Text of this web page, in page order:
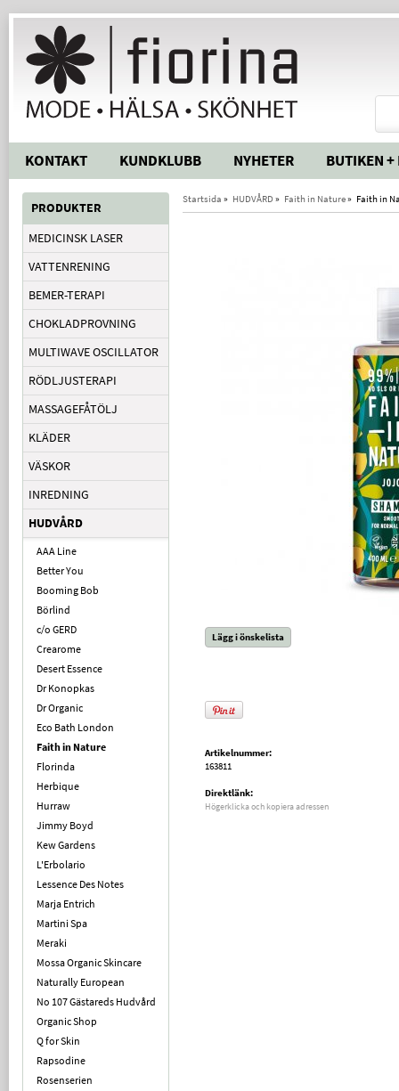
KONTAKT KUNDKLUBB NYHETER BUTIKEN +
PRODUKTER
MEDICINSK LASER
VATTENRENING
BEMER-TERAPI
CHOKLADPROVNING
MULTIWAVE OSCILLATOR
RÖDLJUSTERAPI
MASSAGEFÅTÖLJ
KLÄDER
VÄSKOR
INREDNING
HUDVÅRD
AAA Line
Better You
Booming Bob
Börlind
c/o GERD
Crearome
Desert Essence
Dr Konopkas
Dr Organic
Eco Bath London
Faith in Nature
Florinda
Herbique
Hurraw
Jimmy Boyd
Kew Gardens
L'Erbolario
Lessence Des Notes
Marja Entrich
Martini Spa
Meraki
Mossa Organic Skincare
Naturally European
No 107 Gästareds Hudvård
Organic Shop
Q for Skin
Rapsodine
Rosenserien
Startsida » HUDVÅRD» Faith in Nature» Faith in
Lägg i önskelista
Artikelnummer:
163811
Direktlänk:
Högerklicka och kopiera adressen